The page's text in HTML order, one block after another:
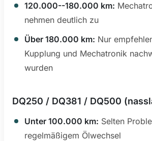
120.000--180.000 km:
nehmen deutlich zu
Über 180.000 km: Nur
Kupplung und Mechatronik
wurden
DQ250 / DQ381 / DQ500
Unter 100.000 km: Selten
regelmäßigem Ölwechsel